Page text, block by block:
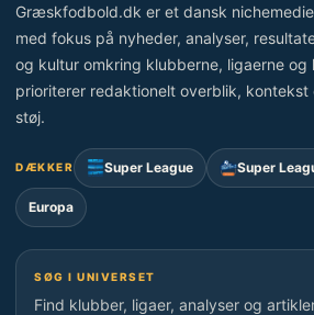
Græskfodbold.dk er et dansk
med fokus på nyheder, analyser,
og kultur omkring klubberne, ligaerne og
prioriterer redaktionelt overblik, kontekst
støj.
DÆKKER Super League Super
Europa
SØG I UNIVERSET
Find klubber, ligaer, analyser og